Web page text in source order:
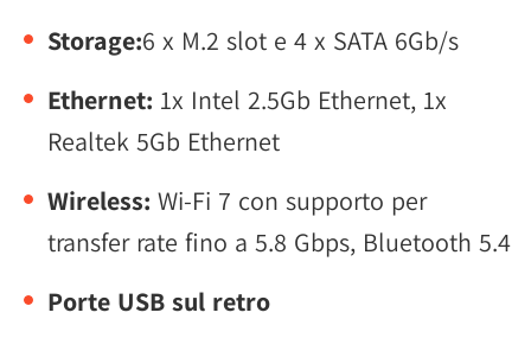
Storage:6 x M.2 slot e 4 x SATA 6Gb/s
Ethernet: 1x Intel 2.5Gb Ethernet, 1x
Realtek 5Gb Ethernet
Wireless: Wi-Fi 7 con supporto per
transfer rate fino a 5.8 Gbps, Bluetooth 5.4
Porte USB sul retro